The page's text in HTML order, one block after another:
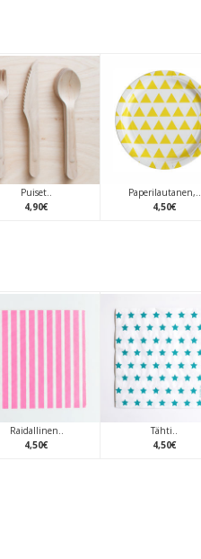
Puiset..
4,90€
Paperilautanen,..
4,50€
Raidallinen..
4,50€
Tähti..
4,50€